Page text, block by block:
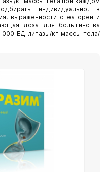
индивидуально, в
выраженности стеатореи и
доза для большинства
ЕД липазы/кг массы тела/